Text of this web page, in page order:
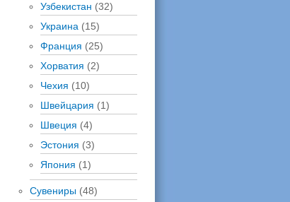
Узбекистан (32)
Украина (15)
Франция (25)
Хорватия (2)
Чехия (10)
Швейцария (1)
Швеция (4)
Эстония (3)
Япония (1)
Сувениры (48)